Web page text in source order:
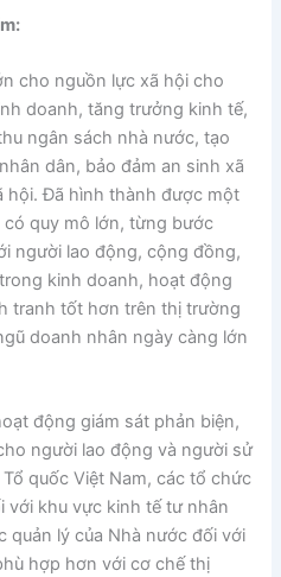
cho nguồn lực xã hội cho
doanh, tăng trưởng kinh tế,
ngân sách nhà nước, tạo
dân, bảo đảm an sinh xã
hội. Đã hình thành được một
quy mô lớn, từng bước
người lao động, cộng đồng,
kinh doanh, hoạt động
tranh tốt hơn trên thị trường
doanh nhân ngày càng lớn
động giám sát phản biện,
người lao động và người sử
quốc Việt Nam, các tổ chức
với khu vực kinh tế tư nhân
quản lý của Nhà nước đối với
hợp hơn với cơ chế thị